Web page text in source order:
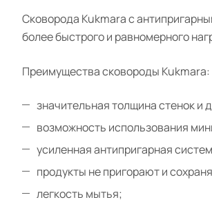
Сковорода Kukmara с
более быстрого и равномерного
Преимущества сковороды Kukmara:
значительная толщина стенок
возможность использования
усиленная антипригарная
продукты не пригорают и
легкость мытья;